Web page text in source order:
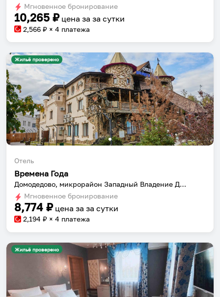
changing
dates.
changing
dates.
Мгновенное бронирование
10,265 ₽ цена за за сутки
2,566 ₽ × 4 платежа
Жильё проверено
Отель
Времена Года
Домодедово, микрорайон Западный Владение Дачник, с 1
Мгновенное бронирование
8,774 ₽ цена за за сутки
2,194 ₽ × 4 платежа
Жильё проверено